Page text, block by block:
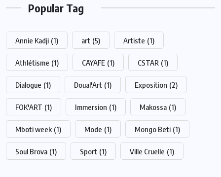
Popular Tag
Annie Kadji (1) art (5) Artiste (1)
Athlétisme (1) CAYAFE (1) CSTAR (1)
Dialogue (1) Doual'Art (1) Exposition (2)
FOK'ART (1) Immersion (1) Makossa (1)
Mboti week (1) Mode (1) Mongo Beti (1)
Soul Brova (1) Sport (1) Ville Cruelle (1)